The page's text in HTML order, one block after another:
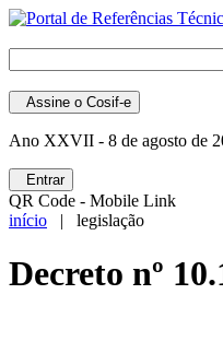
Assine o Cosif-e
Ano XXVII - 8 de agosto de
Entrar
QR Code - Mobile Link
início | legislação
Decreto nº